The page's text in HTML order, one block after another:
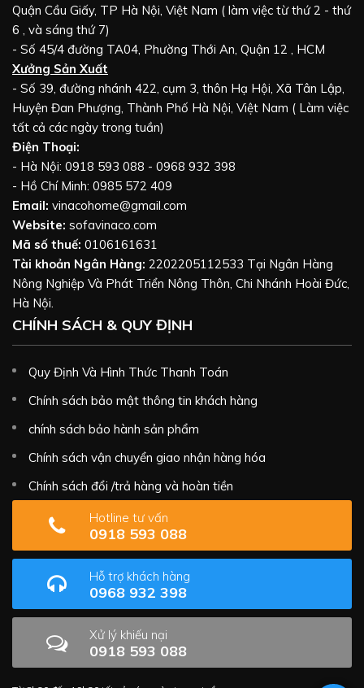
Quận Cầu Giấy, TP Hà Nội, Việt Nam ( làm việc từ thứ 2 - thứ
6 , và sáng thứ 7)
- Số 45/4 đường TA04, Phường Thới An, Quận 12 , HCM
Xưởng Sản Xuất
- Số 39, đường nhánh 422, cụm 3, thôn Hạ Hội, Xã Tân Lập,
Huyện Đan Phượng, Thành Phố Hà Nội, Việt Nam ( Làm việc
tất cả các ngày trong tuần)
Điện Thoại:
- Hà Nội: 0918 593 088 - 0968 932 398
- Hồ Chí Minh: 0985 572 409
Email: vinacohome@gmail.com
Website: sofavinaco.com
Mã số thuế: 0106161631
Tài khoản Ngân Hàng: 2202205112533 Tại Ngân Hàng
Nông Nghiệp Và Phát Triển Nông Thôn, Chi Nhánh Hoài Đức,
Hà Nội.
CHÍNH SÁCH & QUY ĐỊNH
Quy Định Và Hình Thức Thanh Toán
Chính sách bảo mật thông tin khách hàng
chính sách bảo hành sản phẩm
Chính sách vận chuyển giao nhận hàng hóa
Chính sách đổi /trả hàng và hoàn tiền
Hotline tư vấn
0918 593 088
Hỗ trợ khách hàng
0968 932 398
Xử lý khiếu nại
0918 593 088